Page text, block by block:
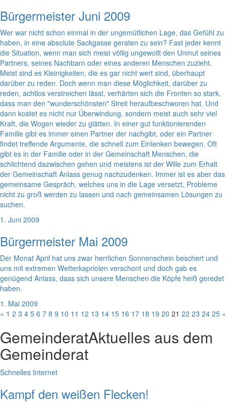
Bürgermeister Juni 2009
Wer war nicht schon einmal in der ungemütlichen Lage, das Gefühl zu
haben, in eine absolute Sackgasse geraten zu sein? Fast jeder kennt
die Situation, wenn man sich meist völlig ungewollt den Unmut seines
Partners, seines Nachbarn oder eines anderen Menschen zuzieht.
Meist sind es Kleinigkeiten, die es gar nicht wert sind, überhaupt
darüber zu reden. Doch wenn man diese Möglichkeit, darüber zu
reden, achtlos verstreichen lässt, verhärten sich die Fronten so stark,
dass man den "wunderschönsten" Streit heraufbeschworen hat. Und
dann kostet es nicht nur Überwindung, sondern meist auch sehr viel
Kraft, die Wogen wieder zu glätten. In einer gut funktionierenden
Familie gibt es immer einen Partner der nachgibt, oder ein Partner
findet treffende Argumente, die schnell zum Einlenken bewegen. Oft
gibt es in der Familie oder in der Gemeinschaft Menschen, die
schlichtend dazwischen gehen und meistens ist der Wille zum Erhalt
der Gemeinschaft Anlass genug nachzudenken. Immer ist es aber das
gemeinsame Gespräch, welches uns in die Lage versetzt, Probleme
nicht zu groß werden zu lassen und nach gemeinsamen Lösungen zu
suchen.
1. Juni 2009
Bürgermeister Mai 2009
Der Monat April hat uns zwar herrlichen Sonnenschein beschert und
uns mit extremen Wetterkapriolen verschont und doch gab es
genügend Anlass, dass sich unsere Menschen die Köpfe heiß geredet
haben.
1. Mai 2009
« 1 2 3 4 5 6 7 8 9 10 11 12 13 14 15 16 17 18 19 20 21 22 23 24 25 »
GemeinderatAktuelles aus dem
Gemeinderat
Schnelles Internet
Kampf den weißen Flecken!